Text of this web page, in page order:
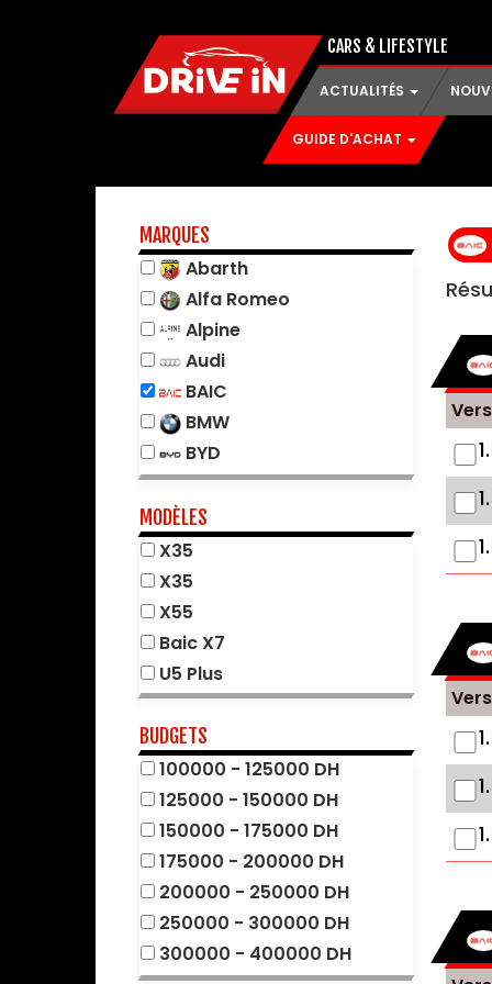
CARS & LIFESTYLE
ACTUALITÉS
GUIDE D'ACHAT
MARQUES
Abarth
Alfa Romeo
Alpine
Audi
BAIC
BMW
BYD
Changan
Citroën
Cupra
Dacia
DFSK
DS
Fiat
Ford
Geely
Great Wall
Honda
Hyundai
Jaecoo
Jeep
Kia
Mahindra
Maserati
MODÈLES
X35
X35
X55
Baic X7
U5 Plus
BUDGETS
100000 - 125000 DH
125000 - 150000 DH
150000 - 175000 DH
175000 - 200000 DH
200000 - 250000 DH
250000 - 300000 DH
300000 - 400000 DH